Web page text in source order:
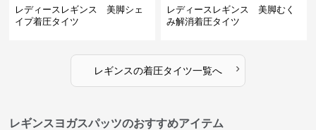
レディースレギンス 美脚シェ
イプ着圧タイツ
レディースレギンス 美脚むく
み解消着圧タイツ
レギンスの着圧タイツ一覧へ ›
レギンスヨガスパッツのおすすめアイテム